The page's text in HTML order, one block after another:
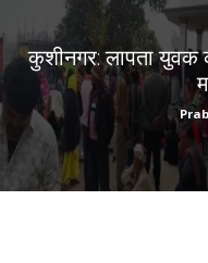
कुशीनगर: लापता युवक